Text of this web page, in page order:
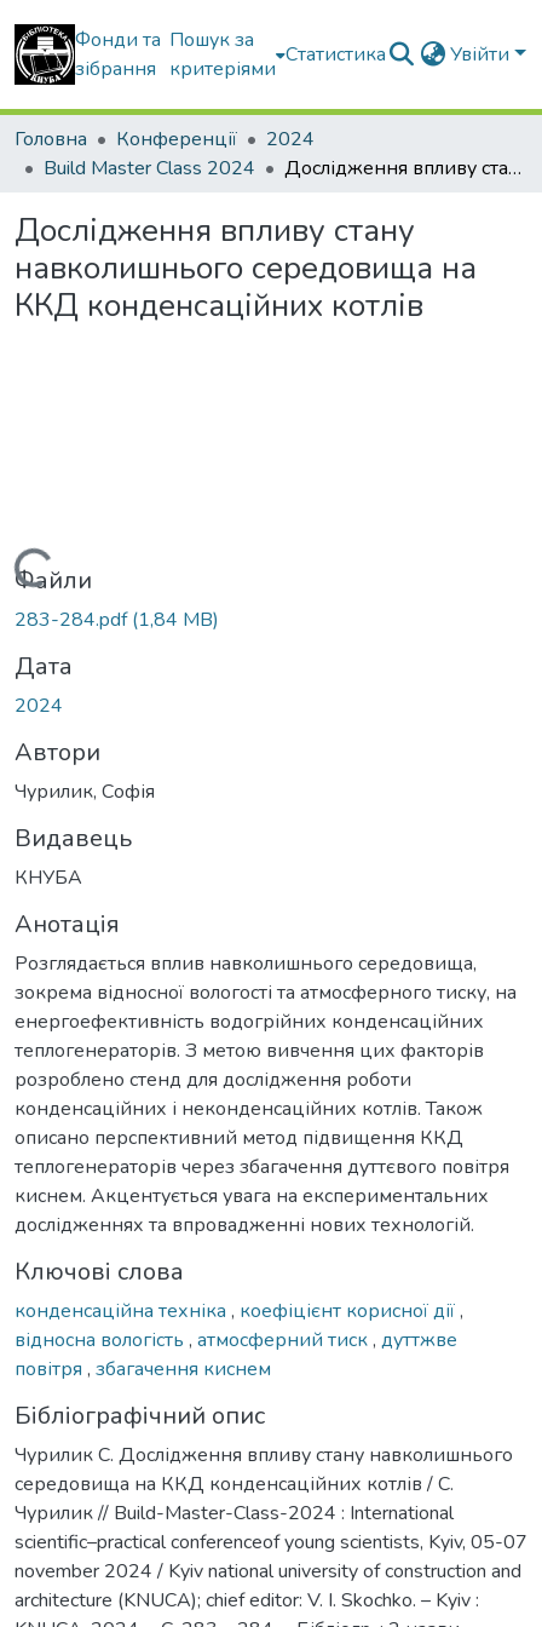
Фонди та
зібрання
Пошук за
критеріями
Статистика Увійти
Головна Конференції
2024
Build Master Class 2024
Дослідження впливу стану навколишнього середовища на ККД конденсаційних котлів
Дослідження впливу стану
навколишнього середовища на
ККД конденсаційних котлів
Вантажиться...
Файли
283-284.pdf(1,84 MB)
Дата
2024
Автори
Чурилик, Софія
Видавець
КНУБА
Анотація
Розглядається вплив навколишнього середовища,
зокрема відносної вологості та атмосферного тиску, на
енергоефективність водогрійних конденсаційних
теплогенераторів. З метою вивчення цих факторів
розроблено стенд для дослідження роботи
конденсаційних і неконденсаційних котлів. Також
описано перспективний метод підвищення ККД
теплогенераторів через збагачення дуттєвого повітря
киснем. Акцентується увага на експериментальних
дослідженнях та впровадженні нових технологій.
Ключові слова
конденсаційна техніка , коефіцієнт корисної дії,
відносна вологість , атмосферний тиск, дуттжве
повітря , збагачення киснем
Бібліографічний опис
Чурилик С. Дослідження впливу стану навколишнього
середовища на ККД конденсаційних котлів / С.
Чурилик // Build-Master-Class-2024 : International
scientific–practical conferenceof young scientists, Kyiv, 05-07
november 2024 / Kyiv national university of construction and
architecture (KNUCA); chief editor: V. I. Skochko. – Kyiv :